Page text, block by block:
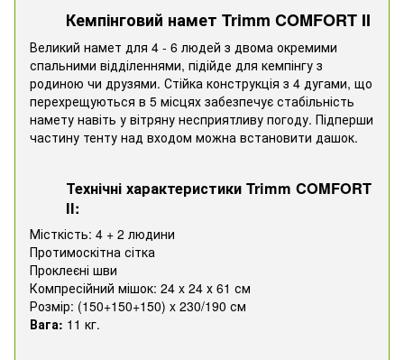
Кемпінговий намет Trimm COMFORT II
Великий намет для 4 - 6 людей з двома окремими
спальними відділеннями, підійде для кемпінгу з
родиною чи друзями. Стійка конструкція з 4 дугами, що
перехрещуються в 5 місцях забезпечує стабільність
намету навіть у вітряну несприятливу погоду. Підперши
частину тенту над входом можна встановити дашок.
Технічні характеристики Trimm COMFORT
II:
Місткість: 4 + 2 людини
Протимоскітна сітка
Проклеєні шви
Компресійний мішок: 24 x 24 х 61 см
Розмір: (150+150+150) x 230/190 см
Вага: 11 кг.